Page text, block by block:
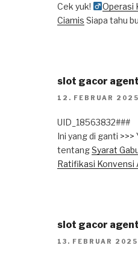
Cek yuk! ‍
Operasi
Ciamis Siapa tahu
slot gacor
12. FEBRUAR
UID_18563832###
Ini yang di ganti
tentangSyarat
Ratifikasi Konvensi
slot gacor
13. FEBRUAR